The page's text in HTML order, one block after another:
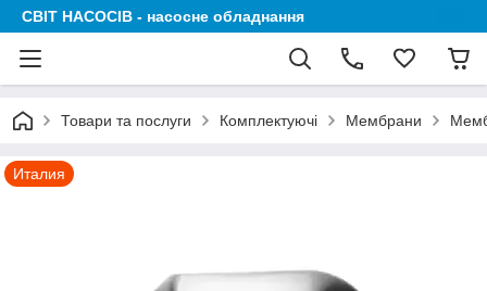
СВІТ НАСОСІВ - насосне обладнання
Товари та послуги Комплектуючі Мембрани
Италия